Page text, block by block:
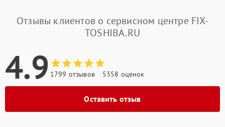
Отзывы клиентов о сервисном центре FIX-
TOSHIBA.RU
4.9 1799 отзывов 5358 оценок
Оставить отзыв